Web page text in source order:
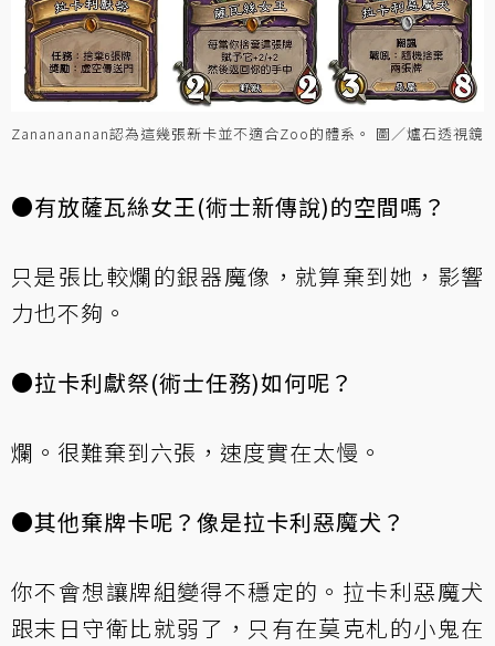
Zananananan認為這幾張新卡並不適合Zoo的體系。 圖／爐石透視鏡
●有放薩瓦絲女王(術士新傳說)的空間嗎？
只是張比較爛的銀器魔像，就算棄到她，影響
力也不夠。
●拉卡利獻祭(術士任務)如何呢？
爛。很難棄到六張，速度實在太慢。
●其他棄牌卡呢？像是拉卡利惡魔犬？
你不會想讓牌組變得不穩定的。拉卡利惡魔犬
跟末日守衛比就弱了，只有在莫克札的小鬼在